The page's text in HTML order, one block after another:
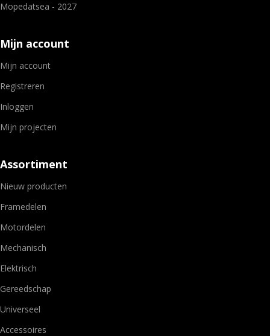
Mopedatsea - 2027
Mijn account
Mijn account
Registreren
Inloggen
Mijn projecten
Assortiment
Nieuw producten
Framedelen
Motordelen
Mechanisch
Elektrisch
Gereedschap
Universeel
Accessoires